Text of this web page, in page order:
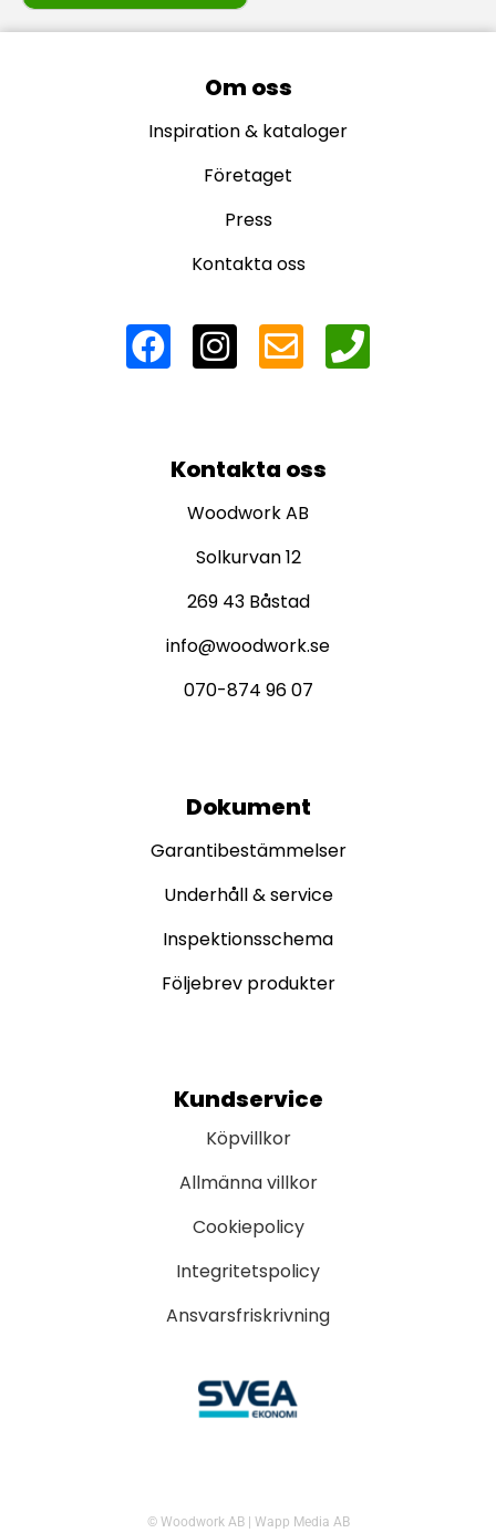
Om oss
Inspiration & kataloger
Företaget
Press
Kontakta oss
Kontakta oss
Woodwork AB
Solkurvan 12
269 43 Båstad
info@woodwork.se
070-874 96 07
Dokument
Garantibestämmelser
Underhåll & service
Inspektionsschema
Följebrev produkter
Kundservice
Köpvillkor
Allmänna villkor
Cookiepolicy
Integritetspolicy
Ansvarsfriskrivning
© Woodwork AB| Wapp Media AB